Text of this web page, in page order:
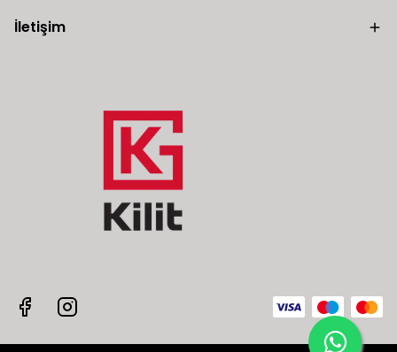
İletişim